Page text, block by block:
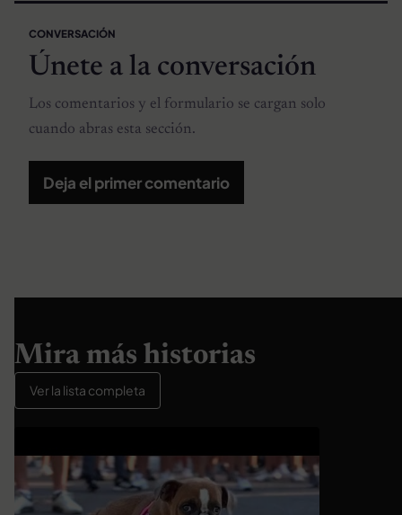
CONVERSACIÓN
Únete a la conversación
Los comentarios y el formulario se cargan solo
cuando abras esta sección.
Deja el primer comentario
Mira más historias
Ver la lista completa